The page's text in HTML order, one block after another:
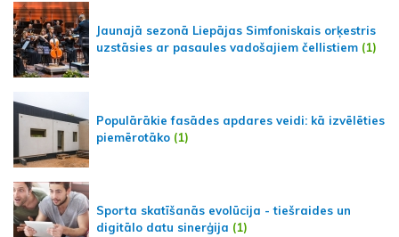
Jaunajā sezonā Liepājas Simfoniskais orķestris
uzstāsies ar pasaules vadošajiem čellistiem (1)
Populārākie fasādes apdares veidi: kā izvēlēties
piemērotāko (1)
Sporta skatīšanās evolūcija - tiešraides un
digitālo datu sinerģija (1)